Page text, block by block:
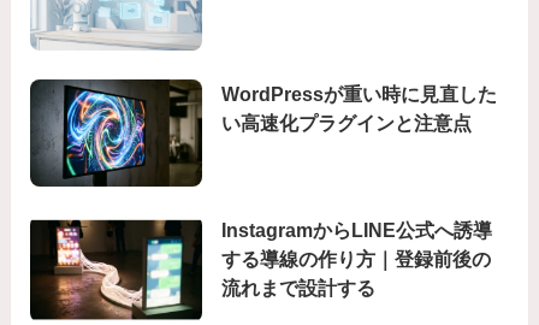
WordPressが重い時に見直した
い高速化プラグインと注意点
InstagramからLINE公式へ誘導
する導線の作り方｜登録前後の
流れまで設計する